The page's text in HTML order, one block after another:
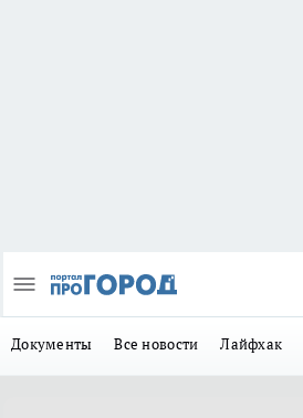
Документы Все новости Лайфхак